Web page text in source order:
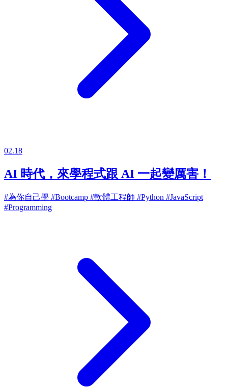
02.18
AI 時代，來學程式跟 AI 一起變厲害！
#為你自己學 #Bootcamp #軟體工程師 #Python #JavaScript
#Programming